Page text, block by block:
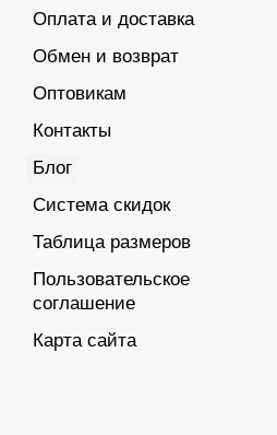
Оплата и доставка
Обмен и возврат
Оптовикам
Контакты
Блог
Система скидок
Таблица размеров
Пользовательское
соглашение
Карта сайта